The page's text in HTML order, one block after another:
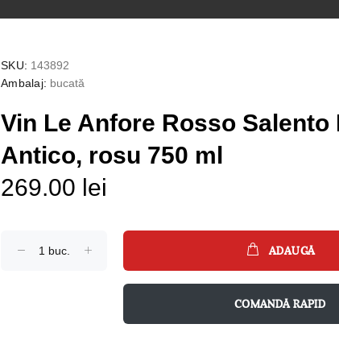
SKU: 143892
Ambalaj: bucată
Vin Le Anfore Rosso Salento
Antico, rosu 750 ml
269.00 lei
ADAUGĂ
COMANDĂ RAPID